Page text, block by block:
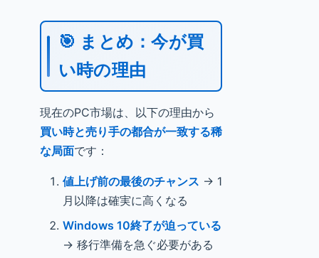
🎯 まとめ：今が買
い時の理由
現在のPC市場は、以下の理由から
買い時と売り手の都合が一致する稀
な局面です：
値上げ前の最後のチャンス → 1
月以降は確実に高くなる
Windows 10終了が迫っている
→ 移行準備を急ぐ必要がある